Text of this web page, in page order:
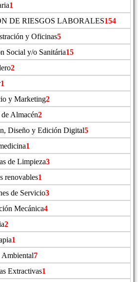
1
DE RIESGOS LABORALES154
y Oficinas5
Social y/o Sanitária15
2
1
y Marketing2
Almacén2
Diseño y Edición Digital5
1
de Limpieza3
renovables1
de Servicio3
Mecánica4
2
1
Ambiental7
Extractivas1